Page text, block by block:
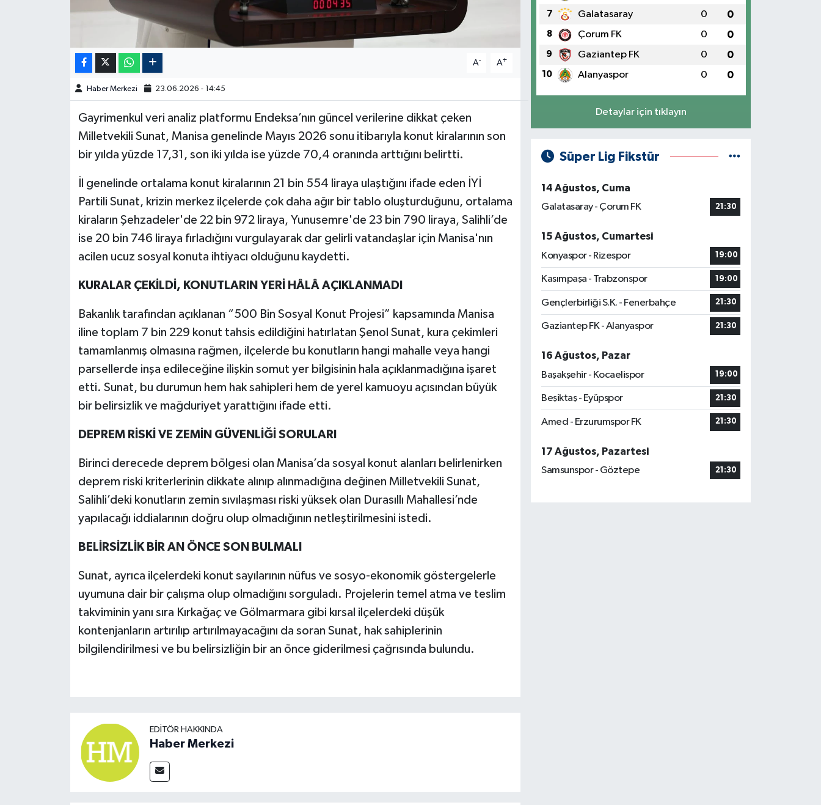
A- A+
Haber Merkezi 23.06.2026 - 14:45
Gayrimenkul veri analiz platformu Endeksa’nın güncel verilerine dikkat çeken
Milletvekili Sunat, Manisa genelinde Mayıs 2026 sonu itibarıyla konut kiralarının son
bir yılda yüzde 17,31, son iki yılda ise yüzde 70,4 oranında arttığını belirtti.
İl genelinde ortalama konut kiralarının 21 bin 554 liraya ulaştığını ifade eden İYİ
Partili Sunat, krizin merkez ilçelerde çok daha ağır bir tablo oluşturduğunu, ortalama
kiraların Şehzadeler'de 22 bin 972 liraya, Yunusemre'de 23 bin 790 liraya, Salihli’de
ise 20 bin 746 liraya fırladığını vurgulayarak dar gelirli vatandaşlar için Manisa'nın
acilen ucuz sosyal konuta ihtiyacı olduğunu kaydetti.
KURALAR ÇEKİLDİ, KONUTLARIN YERİ HÂLÂ AÇIKLANMADI
Bakanlık tarafından açıklanan “500 Bin Sosyal Konut Projesi” kapsamında Manisa
iline toplam 7 bin 229 konut tahsis edildiğini hatırlatan Şenol Sunat, kura çekimleri
tamamlanmış olmasına rağmen, ilçelerde bu konutların hangi mahalle veya hangi
parsellerde inşa edileceğine ilişkin somut yer bilgisinin hala açıklanmadığına işaret
etti. Sunat, bu durumun hem hak sahipleri hem de yerel kamuoyu açısından büyük
bir belirsizlik ve mağduriyet yarattığını ifade etti.
DEPREM RİSKİ VE ZEMİN GÜVENLİĞİ SORULARI
Birinci derecede deprem bölgesi olan Manisa’da sosyal konut alanları belirlenirken
deprem riski kriterlerinin dikkate alınıp alınmadığına değinen Milletvekili Sunat,
Salihli’deki konutların zemin sıvılaşması riski yüksek olan Durasıllı Mahallesi’nde
yapılacağı iddialarının doğru olup olmadığının netleştirilmesini istedi.
BELİRSİZLİK BİR AN ÖNCE SON BULMALI
Sunat, ayrıca ilçelerdeki konut sayılarının nüfus ve sosyo-ekonomik göstergelerle
uyumuna dair bir çalışma olup olmadığını sorguladı. Projelerin temel atma ve teslim
takviminin yanı sıra Kırkağaç ve Gölmarmara gibi kırsal ilçelerdeki düşük
kontenjanların artırılıp artırılmayacağını da soran Sunat, hak sahiplerinin
bilgilendirilmesi ve bu belirsizliğin bir an önce giderilmesi çağrısında bulundu.
EDITÖR HAKKINDA
Haber Merkezi
7 Galatasaray 0 0
8 Çorum FK 0 0
9 Gaziantep FK 0 0
10 Alanyaspor 0 0
Detaylar için tıklayın
Süper Lig Fikstür
14 Ağustos, Cuma
Galatasaray - Çorum FK
21:30
15 Ağustos, Cumartesi
Konyaspor - Rizespor
19:00
Kasımpaşa - Trabzonspor 19:00
Gençlerbirliği S.K. - Fenerbahçe 21:30
Gaziantep FK - Alanyaspor 21:30
16 Ağustos, Pazar
Başakşehir - Kocaelispor
19:00
Beşiktaş - Eyüpspor 21:30
Amed - Erzurumspor FK 21:30
17 Ağustos, Pazartesi
Samsunspor - Göztepe
21:30